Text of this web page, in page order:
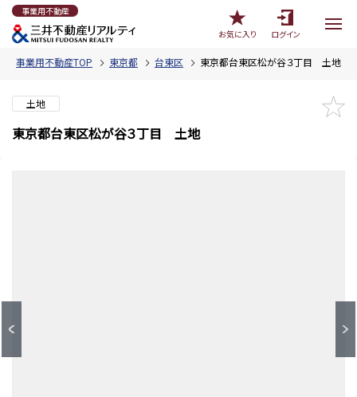
事業用不動産
お気に入り
ログイン
事業用不動産TOP 東京都 台東区 東京都台東区松が谷３丁目 土地
土地
東京都台東区松が谷３丁目 土地